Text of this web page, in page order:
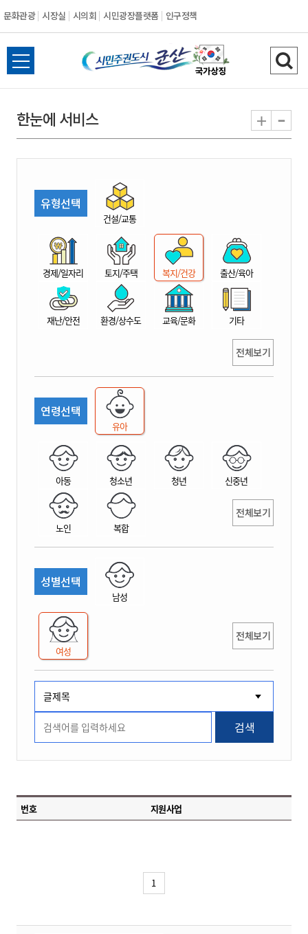
문화관광 시장실 시의회 시민광장플랫폼 인구정책
시
민
권
시
산
전
체
뉴
열
검
색
기
한눈에 서비스 + -
유형선택
건설/교통
경제/일자리 토지/주택 복지/건강 출산/육아
재난/안전 환경/상수도 교육/문화 기타
전체보기
연령선택
유아
아동 청소년 청년 신중년
노인 복합
전체보기
성별선택
남성
여성
전체보기
검색
번호 지원사업
1